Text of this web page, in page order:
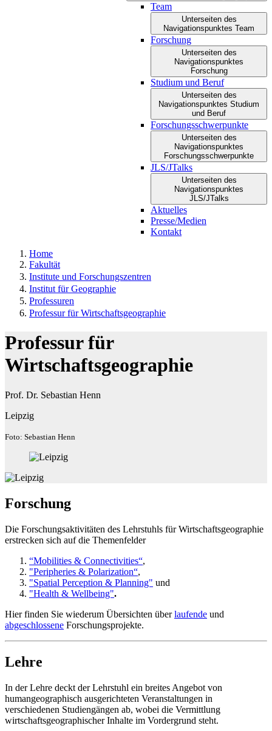
Team
Unterseiten des
Navigationspunktes Team
Forschung
Unterseiten des
Navigationspunktes
Forschung
Studium und Beruf
Unterseiten des
Navigationspunktes Studium
und Beruf
Forschungsschwerpunkte
Unterseiten des
Navigationspunktes
Forschungsschwerpunkte
JLS/JTalks
Unterseiten des
Navigationspunktes
JLS/JTalks
Aktuelles
Presse/Medien
Kontakt
Home
Fakultät
Institute und Forschungszentren
Institut für Geographie
Professuren
Professur für Wirtschaftsgeographie
Professur für
Wirtschaftsgeographie
Prof. Dr. Sebastian Henn
Leipzig
Foto: Sebastian Henn
Forschung
Die Forschungsaktivitäten des Lehrstuhls für Wirtschaftsgeographie
erstrecken sich auf die Themenfelder
“Mobilities & Connectivities“,
"Peripheries & Polarization“,
"Spatial Perception & Planning" und
"Health & Wellbeing".
Hier finden Sie wiederum Übersichten überlaufende und
abgeschlossene Forschungsprojekte.
Lehre
In der Lehre deckt der Lehrstuhl ein breites Angebot von
humangeographisch ausgerichteten Veranstaltungen in
verschiedenen Studiengängen ab, wobei die Vermittlung
wirtschaftsgeographischer Inhalte im Vordergrund steht.